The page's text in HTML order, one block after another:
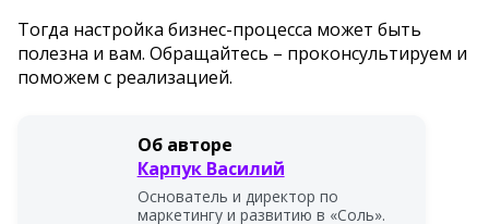
Тогда настройка бизнес-процесса может быть
полезна и вам. Обращайтесь – проконсультируем и
поможем с реализацией.
Об авторе
Карпук Василий
Основатель и директор по
маркетингу и развитию в «Соль».